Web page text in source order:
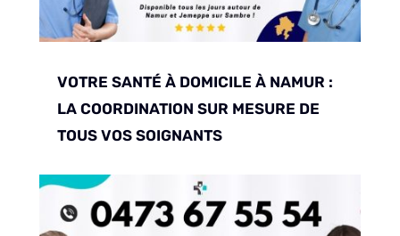
VOTRE SANTÉ À DOMICILE À NAMUR :
LA COORDINATION SUR MESURE DE
TOUS VOS SOIGNANTS